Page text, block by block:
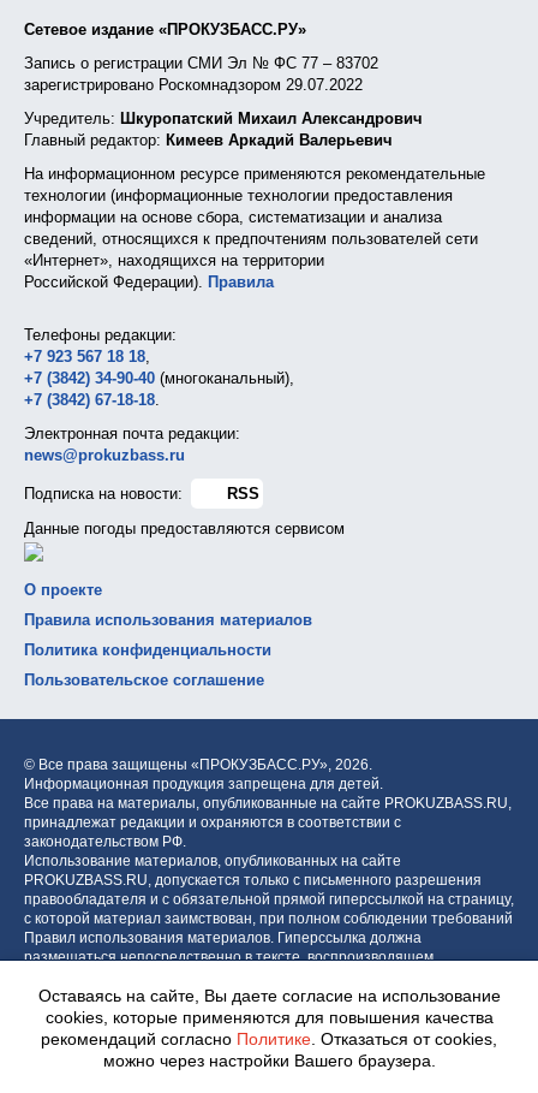
Сетевое издание «ПРОКУЗБАСС.РУ»
Запись о регистрации СМИ Эл № ФС 77 – 83702
зарегистрировано Роскомнадзором 29.07.2022
Учредитель: Шкуропатский Михаил Александрович
Главный редактор: Кимеев Аркадий Валерьевич
На информационном ресурсе применяются рекомендательные
технологии (информационные технологии предоставления
информации на основе сбора, систематизации и анализа
сведений, относящихся к предпочтениям пользователей сети
«Интернет», находящихся на территории
Российской Федерации). Правила
Телефоны редакции:
+7 923 567 18 18,
+7 (3842) 34-90-40 (многоканальный),
+7 (3842) 67-18-18.
Электронная почта редакции:
news@prokuzbass.ru
Подписка на новости:
RSS
Данные погоды предоставляются сервисом
О проекте
Правила использования материалов
Политика конфиденциальности
Пользовательское соглашение
© Все права защищены «ПРОКУЗБАСС.РУ», 2026.
Информационная продукция запрещена для детей.
Все права на материалы, опубликованные на сайте PROKUZBASS.RU,
принадлежат редакции и охраняются в соответствии с
законодательством РФ.
Использование материалов, опубликованных на сайте
PROKUZBASS.RU, допускается только с письменного разрешения
правообладателя и с обязательной прямой гиперссылкой на страницу,
с которой материал заимствован, при полном соблюдении требований
Правил использования материалов. Гиперссылка должна
размещаться непосредственно в тексте, воспроизводящем
блока.
Оставаясь на сайте, Вы даете согласие на использование
cookies, которые применяются для повышения качества
рекомендаций согласно Политике . Отказаться от cookies,
можно через настройки Вашего браузера.